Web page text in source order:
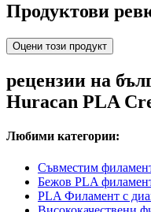
Продуктови
Оцени този продукт
рецензии на
Huracan PLA
Любими категории:
Съвместим
Бежов PLA
PLA Филамент с